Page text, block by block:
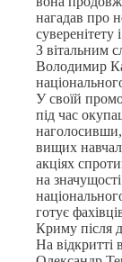
нагадав про
суверенітету
З вітальним
Володимир
У своїй
під час
наголосивши,
вищих
акціях
на
готує
Криму після
На відкритті